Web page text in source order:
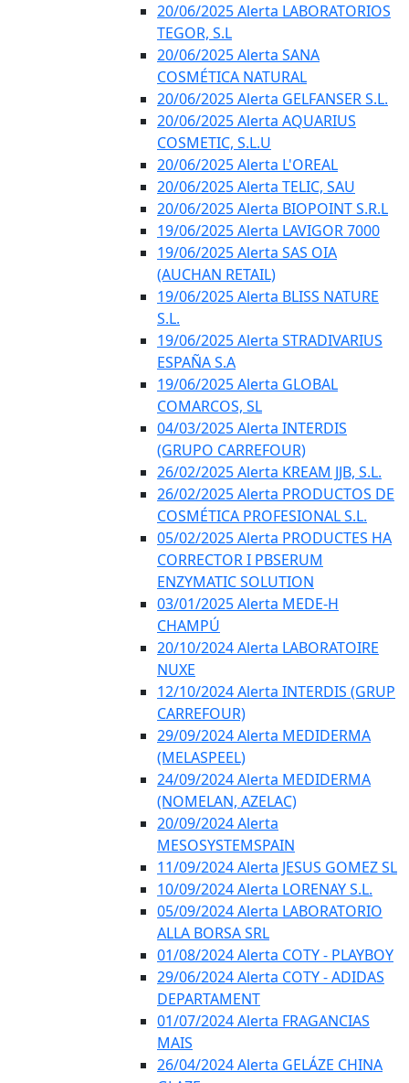
20/06/2025 Alerta LABORATORIOS
TEGOR, S.L
20/06/2025 Alerta SANA
COSMÉTICA NATURAL
20/06/2025 Alerta GELFANSER S.L.
20/06/2025 Alerta AQUARIUS
COSMETIC, S.L.U
20/06/2025 Alerta L'OREAL
20/06/2025 Alerta TELIC, SAU
20/06/2025 Alerta BIOPOINT S.R.L
19/06/2025 Alerta LAVIGOR 7000
19/06/2025 Alerta SAS OIA
(AUCHAN RETAIL)
19/06/2025 Alerta BLISS NATURE
S.L.
19/06/2025 Alerta STRADIVARIUS
ESPAÑA S.A
19/06/2025 Alerta GLOBAL
COMARCOS, SL
04/03/2025 Alerta INTERDIS
(GRUPO CARREFOUR)
26/02/2025 Alerta KREAM JJB, S.L.
26/02/2025 Alerta PRODUCTOS DE
COSMÉTICA PROFESIONAL S.L.
05/02/2025 Alerta PRODUCTES HA
CORRECTOR I PBSERUM
ENZYMATIC SOLUTION
03/01/2025 Alerta MEDE-H
CHAMPÚ
20/10/2024 Alerta LABORATOIRE
NUXE
12/10/2024 Alerta INTERDIS (GRUP
CARREFOUR)
29/09/2024 Alerta MEDIDERMA
(MELASPEEL)
24/09/2024 Alerta MEDIDERMA
(NOMELAN, AZELAC)
20/09/2024 Alerta
MESOSYSTEMSPAIN
11/09/2024 Alerta JESUS GOMEZ SL
10/09/2024 Alerta LORENAY S.L.
05/09/2024 Alerta LABORATORIO
ALLA BORSA SRL
01/08/2024 Alerta COTY - PLAYBOY
29/06/2024 Alerta COTY - ADIDAS
DEPARTAMENT
01/07/2024 Alerta FRAGANCIAS
MAIS
26/04/2024 Alerta GELÁZE CHINA